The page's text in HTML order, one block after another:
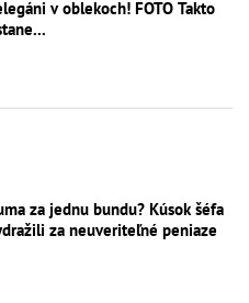
v oblekoch! FOTO Takto
za jednu bundu? Kúsok šéfa
za neuveriteľné peniaze